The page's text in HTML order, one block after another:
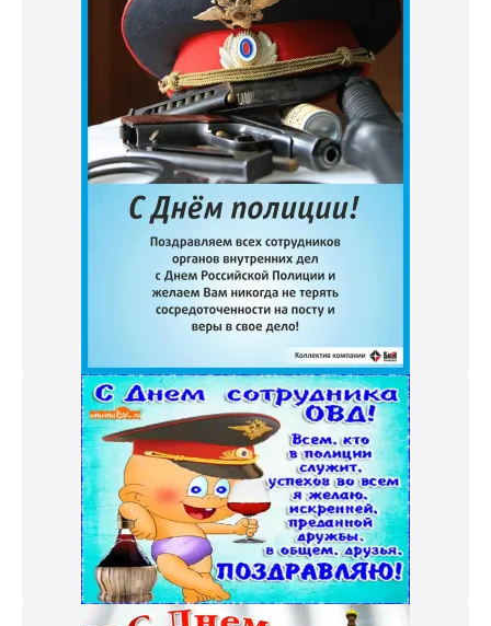
и пришлем поздравление!